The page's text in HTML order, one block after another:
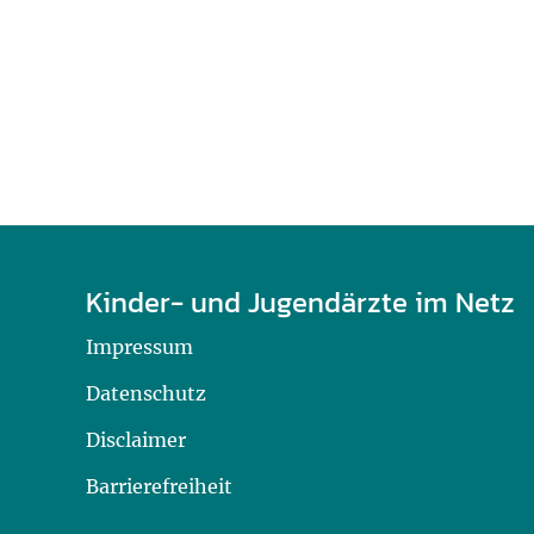
Kinder- und Jugendärzte im Netz
Impressum
Datenschutz
Disclaimer
Barrierefreiheit